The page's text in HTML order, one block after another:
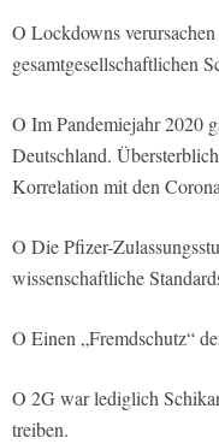
O Lockdowns
gesamtgesellschaftlichen
O Im Pandemiejahr 2020
Deutschland.
Korrelation mit den
O Die Pfizer-
wissenschaftliche
O Einen „Fremdschutz“
O 2G war lediglich
treiben.